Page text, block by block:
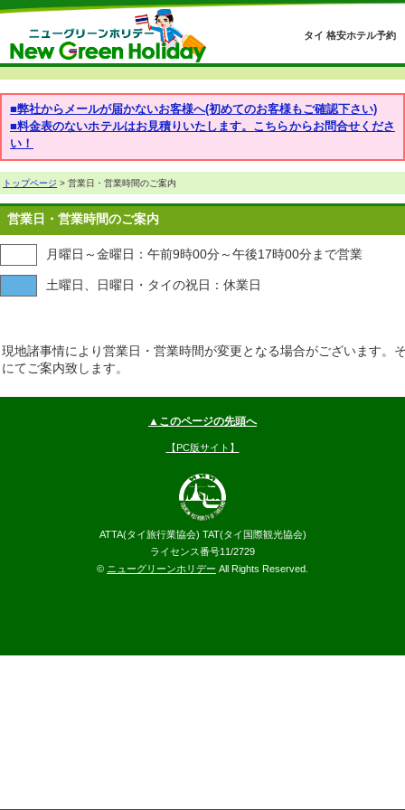
タイ 格安ホテル予約
■弊社からメールが届かないお客様へ(初めてのお客様もご確認下さい)
■料金表のないホテルはお見積りいたします。こちらからお問合せくださ
い！
トップページ > 営業日・営業時間のご案内
営業日・営業時間のご案内
月曜日～金曜日：午前9時00分～午後17時00分まで営業
土曜日、日曜日・タイの祝日：休業日
現地諸事情により営業日・営業時間が変更となる場合がございます。
にてご案内致します。
▲このページの先頭へ
【PC版サイト】
ATTA(タイ旅行業協会) TAT(タイ国際観光協会)
ライセンス番号11/2729
© ニューグリーンホリデー All Rights Reserved.